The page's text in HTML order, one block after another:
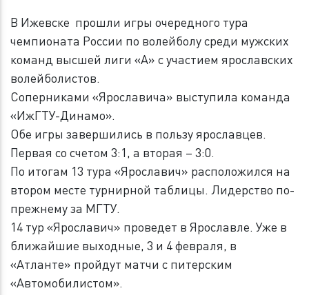
В Ижевске прошли игры очередного тура
чемпионата России по волейболу среди мужских
команд высшей лиги «А» с участием ярославских
волейболистов.
Соперниками «Ярославича» выступила команда
«ИжГТУ-Динамо».
Обе игры завершились в пользу ярославцев.
Первая со счетом 3:1, а вторая – 3:0.
По итогам 13 тура «Ярославич» расположился на
втором месте турнирной таблицы. Лидерство по-
прежнему за МГТУ.
14 тур «Ярославич» проведет в Ярославле. Уже в
ближайшие выходные, 3 и 4 февраля, в
«Атланте» пройдут матчи с питерским
«Автомобилистом».